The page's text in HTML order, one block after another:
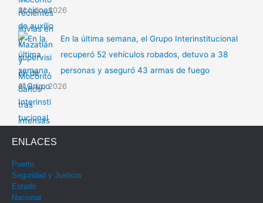
31 julio, 2026
En la última semana, el Grupo Interinstitucional
recuperó 52 vehículos robados, detuvo a 38
personas y aseguró 43 armas de fuego
31 julio, 2026
ENLACES
Puerto
Seguridad y Justicia
Estado
Nacional